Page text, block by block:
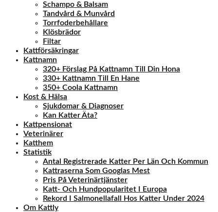
Schampo & Balsam
Tandvård & Munvård
Torrfoderbehållare
Klösbrädor
Filtar
Kattförsäkringar
Kattnamn
320+ Förslag På Kattnamn Till Din Hona
330+ Kattnamn Till En Hane
350+ Coola Kattnamn
Kost & Hälsa
Sjukdomar & Diagnoser
Kan Katter Äta?
Kattpensionat
Veterinärer
Katthem
Statistik
Antal Registrerade Katter Per Län Och Kommun
Kattraserna Som Googlas Mest
Pris På Veterinärtjänster
Katt- Och Hundpopularitet I Europa
Rekord I Salmonellafall Hos Katter Under 2024
Om Kattly